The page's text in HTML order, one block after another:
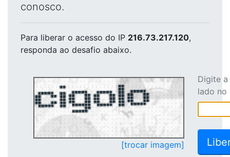
conosco.
Para liberar o acesso do IP 216.73.217.120,
responda ao desafio abaixo.
[trocar imagem]
Digite
lado no